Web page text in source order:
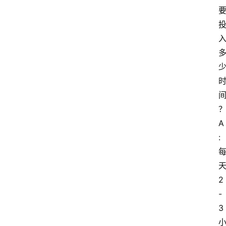
要
投
入
多
少
时
间
？
A
:
每
天
2
-
3
小